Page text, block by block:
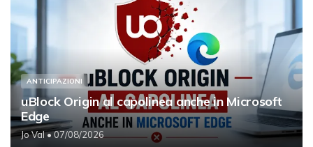
ANTICIPAZIONI
uBlock Origin al capolinea anche in Microsoft
Edge
Jo Val• 07/08/2026